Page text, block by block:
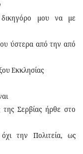
μου να με
ύστερα από την από
Εκκλησίας
Σερβίας ήρθε στο
την Πολιτεία, ως